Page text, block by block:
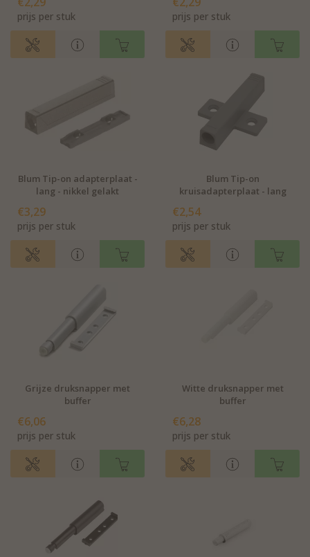
prijs per stuk prijs per stuk
Blum Tip-on adapterplaat -
lang - nikkel gelakt
€3,29
prijs per stuk
Blum Tip-on
kruisadapterplaat - lang
€2,54
prijs per stuk
Grijze druksnapper met
buffer
€6,06
prijs per stuk
Witte druksnapper met
buffer
€6,28
prijs per stuk